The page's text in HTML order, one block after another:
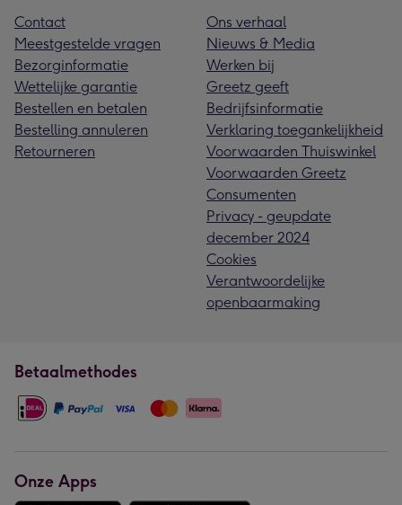
Contact
Meestgestelde vragen
Bezorginformatie
Wettelijke garantie
Bestellen en betalen
Bestelling annuleren
Retourneren
Ons verhaal
Nieuws & Media
Werken bij
Greetz geeft
Bedrijfsinformatie
Verklaring toegankelijkheid
Voorwaarden Thuiswinkel
Voorwaarden Greetz
Consumenten
Privacy - geupdate
december 2024
Cookies
Verantwoordelijke
openbaarmaking
Betaalmethodes
Onze Apps